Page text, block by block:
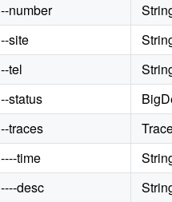
--number
--site
--tel
--status
--traces
----time
----desc